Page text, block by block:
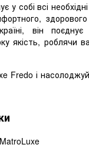
у собі всі
він поєднує
якість, роблячи
Fredo і
MatroLuxe